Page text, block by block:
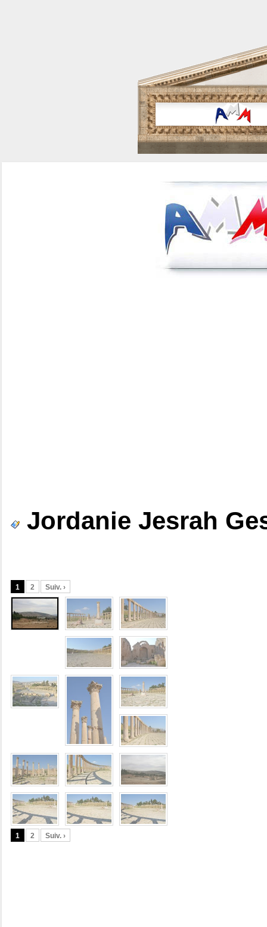
Jordanie Jesrah
1 2 Suiv. ›
1 2 Suiv. ›